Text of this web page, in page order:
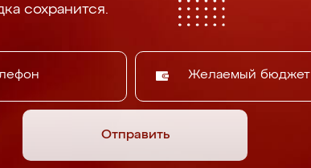
сохранится.
Желаемый бюджет
Отправить